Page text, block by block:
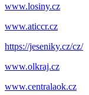
www.losiny.cz
www.aticcr.cz
https://jeseniky.cz/cz/
www.olkraj.cz
www.centralaok.cz